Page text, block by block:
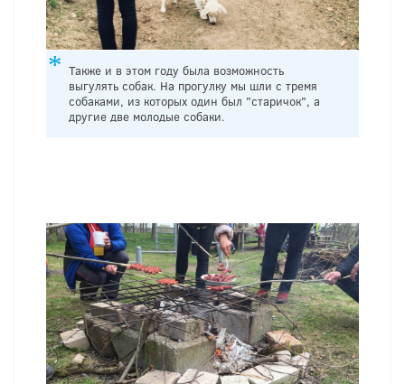
Также и в этом году была возможность
выгулять собак. На прогулку мы шли с тремя
собаками, из которых один был "старичок", а
другие две молодые собаки.